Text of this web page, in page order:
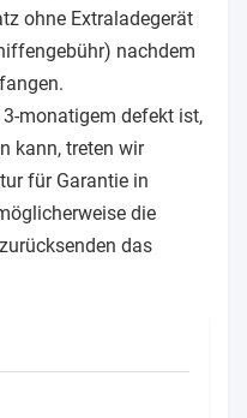
ohne Extraladegerät
nachdem
monatigem defekt ist,
kann, treten wir
für Garantie in
die
das